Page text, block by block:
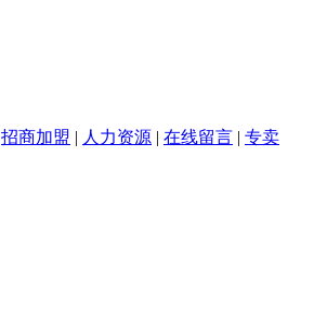
招商加盟 | 人力资源 | 在线留言 | 专卖